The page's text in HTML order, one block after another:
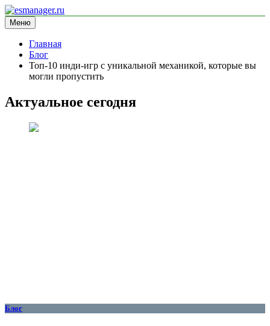
Перейти
к
содержимому
esmanager.ru
информационный сайт
Меню
Главная
Блог
Топ-10 инди-игр с уникальной механикой, которые вы
могли пропустить
Актуальное сегодня
Блог